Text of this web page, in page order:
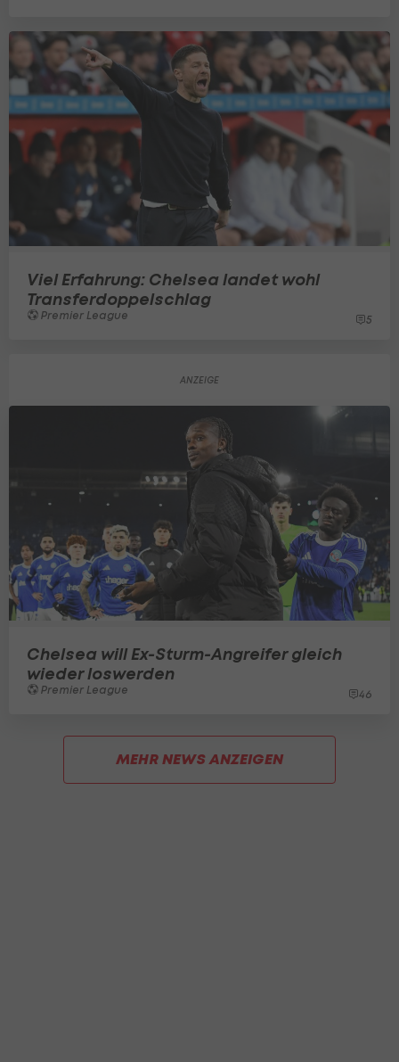
Viel Erfahrung: Chelsea landet wohl
Transferdoppelschlag
Premier League 5
Chelsea will Ex-Sturm-Angreifer gleich
wieder loswerden
Premier League 46
MEHR NEWS ANZEIGEN